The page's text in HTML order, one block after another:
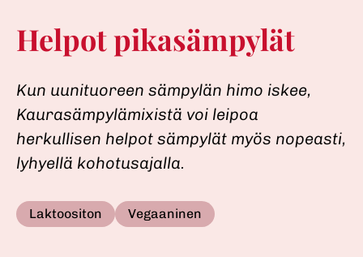
Helpot pikasämpylät
Kun uunituoreen sämpylän himo iskee,
Kaurasämpylämixistä voi leipoa
herkullisen helpot sämpylät myös nopeasti,
lyhyellä kohotusajalla.
Laktoositon Vegaaninen